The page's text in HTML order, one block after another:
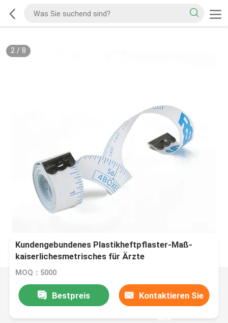
2/ 8
Kundengebundenes Plastikheftpflaster-Maß-
kaiserlichesmetrisches für Ärzte
MOQ：5000
Bestpreis Kontaktieren Sie
uns